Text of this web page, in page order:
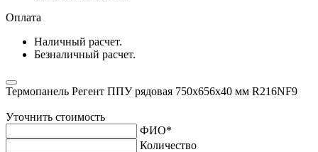
Оплата
Наличный расчет.
Безналичный расчет.
Термопанель Регент ППУ рядовая 750х656х40 мм R216NF9
Уточнить стоимость
ФИО*
Количество